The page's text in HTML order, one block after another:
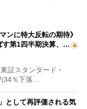
ンに特大反転の期待》
す第1四半期決算、…
証スタンダード・
34％下落…
として再評価される気